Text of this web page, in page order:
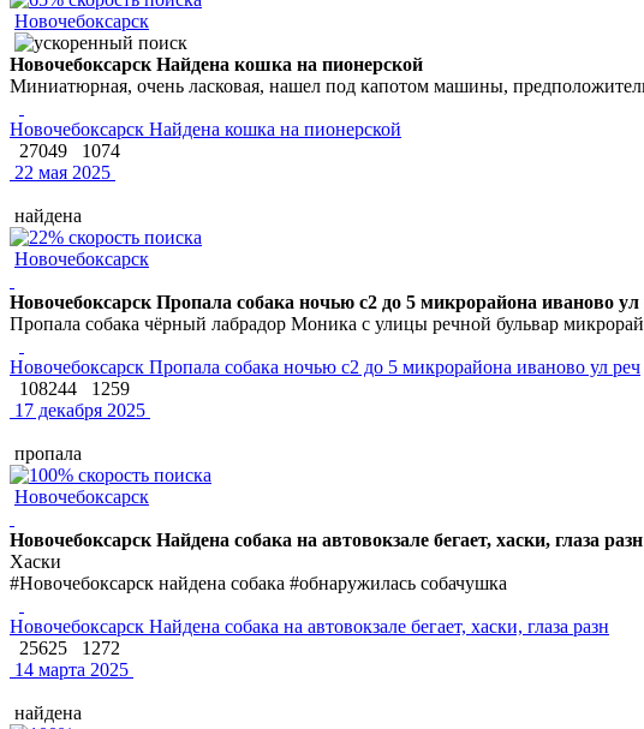
Новочебоксарск
Новочебоксарск Найдена кошка на пионерской
Миниатюрная, очень ласковая, нашел под капотом машины,
Новочебоксарск Найдена кошка на пионерской
27049
1074
22 мая 2025
найдена
Новочебоксарск
Новочебоксарск Пропала собака ночью с2 до 5 микрорайона иваново ул
Пропала собака чёрный лабрадор Моника с улицы речной бульвар
Новочебоксарск Пропала собака ночью с2 до 5 микрорайона иваново ул реч
108244
1259
17 декабря 2025
пропала
Новочебоксарск
Новочебоксарск Найдена собака на автовокзале бегает, хаски, глаза разн
Хаски
#Новочебоксарск найдена собака #обнаружилась собачушка
Новочебоксарск Найдена собака на автовокзале бегает, хаски, глаза разн
25625
1272
14 марта 2025
найдена